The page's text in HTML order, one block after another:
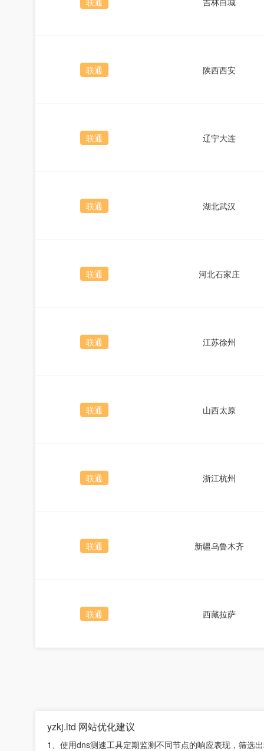
联通 陕西西安
联通 辽宁大连
联通 湖北武汉
联通 河北石家庄
联通 江苏徐州
联通 山西太原
联通 浙江杭州
联通 新疆乌鲁木齐
联通 西藏拉萨
yzkj.ltd 网站优化建议
1、使用dns测速工具定期监测不同节点的响应表现，筛选